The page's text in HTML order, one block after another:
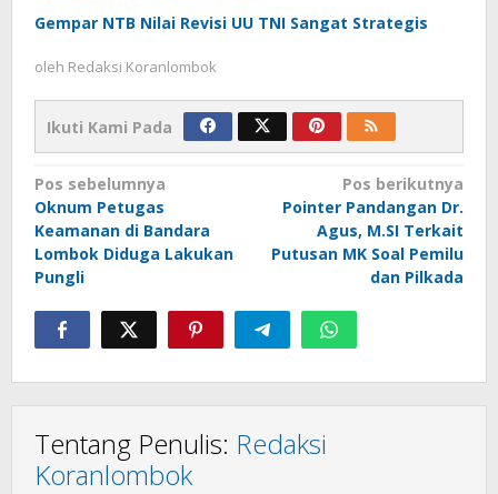
Gempar NTB Nilai Revisi UU TNI Sangat Strategis
oleh Redaksi Koranlombok
Ikuti Kami Pada
Navigasi
pos
Pos sebelumnya
Oknum Petugas
Keamanan di Bandara
Lombok Diduga Lakukan
Pungli
Pos berikutnya
Pointer Pandangan Dr.
Agus, M.SI Terkait
Putusan MK Soal Pemilu
dan Pilkada
Tentang Penulis: Redaksi
Koranlombok